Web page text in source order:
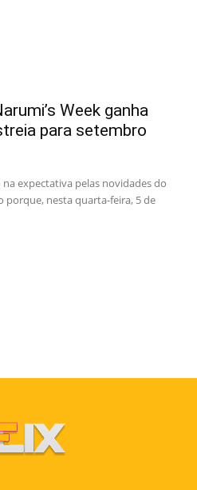
Week ganha
para setembro
na expectativa pelas novidades do
porque, nesta quarta-feira, 5 de